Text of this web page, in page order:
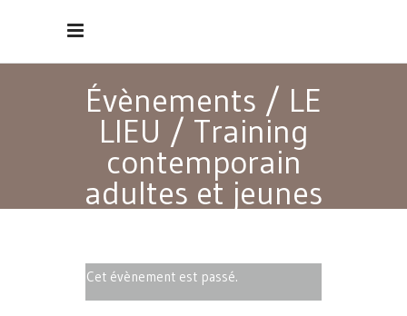
Évènements / LE
LIEU / Training
contemporain
adultes et jeunes
Cet évènement est passé.